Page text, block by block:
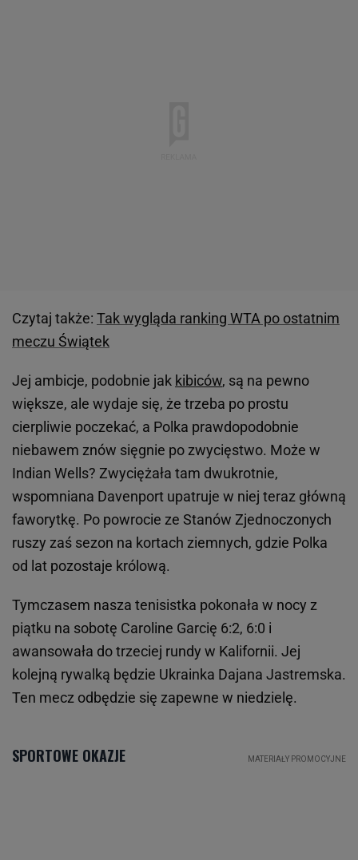
Czytaj także: Tak wygląda ranking WTA po ostatnim
meczu Świątek
Jej ambicje, podobnie jak kibiców, są na pewno
większe, ale wydaje się, że trzeba po prostu
cierpliwie poczekać, a Polka prawdopodobnie
niebawem znów sięgnie po zwycięstwo. Może w
Indian Wells? Zwyciężała tam dwukrotnie,
wspomniana Davenport upatruje w niej teraz główną
faworytkę. Po powrocie ze Stanów Zjednoczonych
ruszy zaś sezon na kortach ziemnych, gdzie Polka
od lat pozostaje królową.
Tymczasem nasza tenisistka pokonała w nocy z
piątku na sobotę Caroline Garcię 6:2, 6:0 i
awansowała do trzeciej rundy w Kalifornii. Jej
kolejną rywalką będzie Ukrainka Dajana Jastremska.
Ten mecz odbędzie się zapewne w niedzielę.